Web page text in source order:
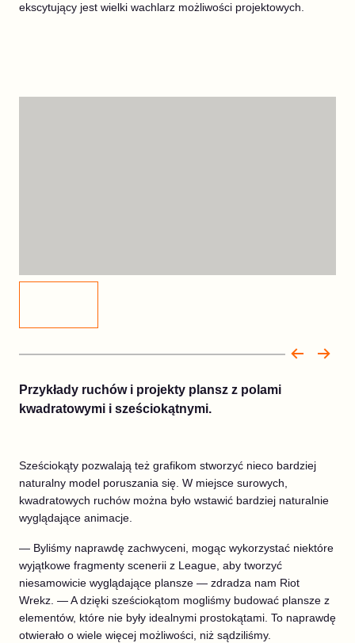
ekscytujący jest wielki wachlarz możliwości projektowych.
Przykłady ruchów i projekty plansz z polami
kwadratowymi i sześciokątnymi.
Sześciokąty pozwalają też grafikom stworzyć nieco bardziej
naturalny model poruszania się. W miejsce surowych,
kwadratowych ruchów można było wstawić bardziej naturalnie
wyglądające animacje.
— Byliśmy naprawdę zachwyceni, mogąc wykorzystać niektóre
wyjątkowe fragmenty scenerii z League, aby tworzyć
niesamowicie wyglądające plansze — zdradza nam Riot
Wrekz. — A dzięki sześciokątom mogliśmy budować plansze z
elementów, które nie były idealnymi prostokątami. To naprawdę
otwierało o wiele więcej możliwości, niż sądziliśmy.